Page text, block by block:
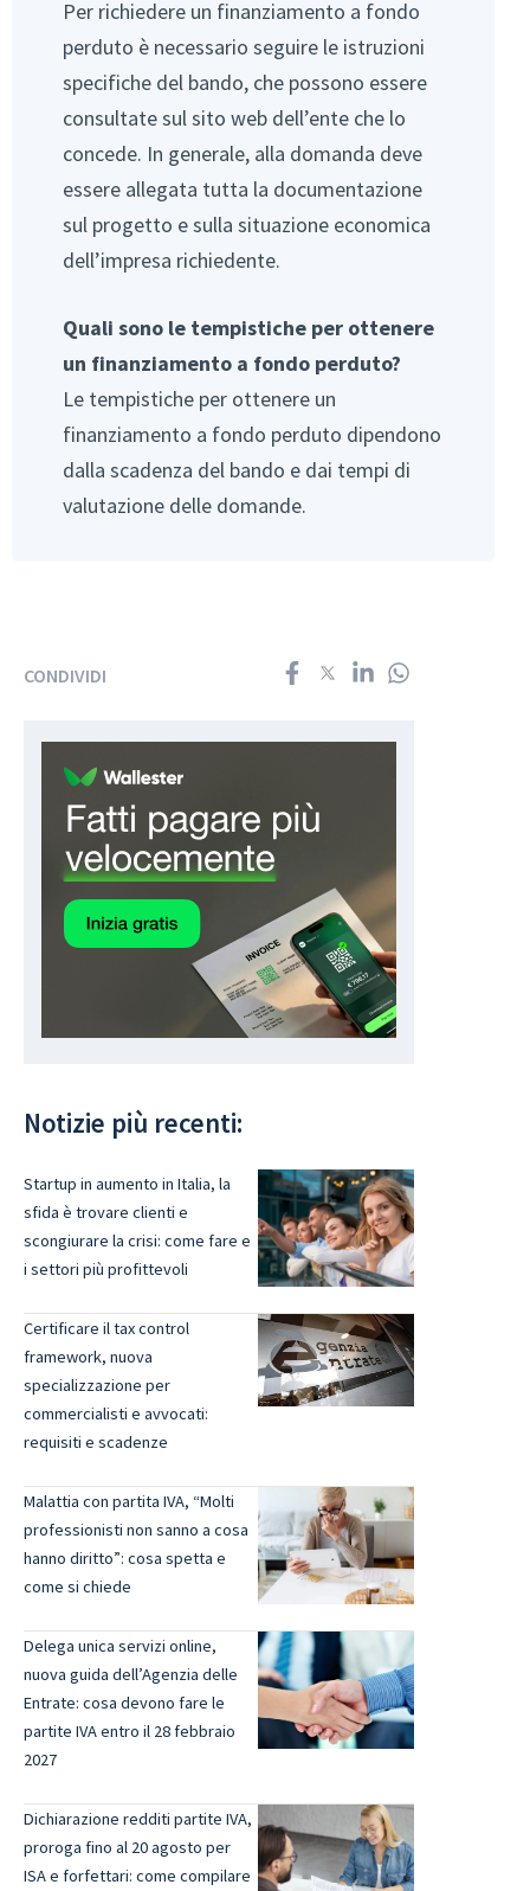
Per richiedere un finanziamento a fondo
perduto è necessario seguire le istruzioni
specifiche del bando, che possono essere
consultate sul sito web dell’ente che lo
concede. In generale, alla domanda deve
essere allegata tutta la documentazione
sul progetto e sulla situazione economica
dell’impresa richiedente.
Quali sono le tempistiche per ottenere
un finanziamento a fondo perduto?
Le tempistiche per ottenere un
finanziamento a fondo perduto dipendono
dalla scadenza del bando e dai tempi di
valutazione delle domande.
CONDIVIDI
Notizie più recenti:
Startup in aumento in Italia, la
sfida è trovare clienti e
scongiurare la crisi: come fare e
i settori più profittevoli
Certificare il tax control
framework, nuova
specializzazione per
commercialisti e avvocati:
requisiti e scadenze
Malattia con partita IVA, “Molti
professionisti non sanno a cosa
hanno diritto”: cosa spetta e
come si chiede
Delega unica servizi online,
nuova guida dell’Agenzia delle
Entrate: cosa devono fare le
partite IVA entro il 28 febbraio
2027
Dichiarazione redditi partite IVA,
proroga fino al 20 agosto per
ISA e forfettari: come compilare